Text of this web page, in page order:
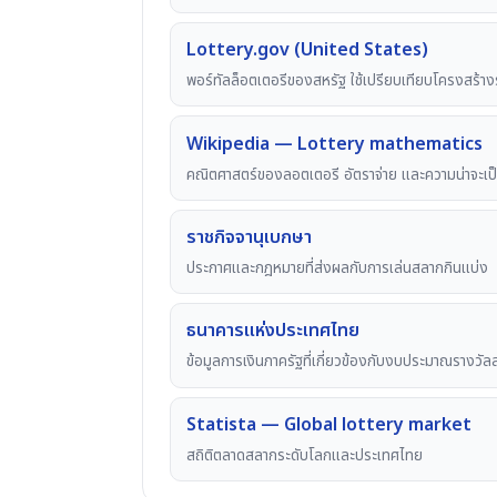
Lottery.gov (United States)
พอร์ทัลล็อตเตอรีของสหรัฐ ใช้เปรียบเทียบโครงสร้า
Wikipedia — Lottery mathematics
คณิตศาสตร์ของลอตเตอรี อัตราจ่าย และความน่าจะเ
ราชกิจจานุเบกษา
ประกาศและกฎหมายที่ส่งผลกับการเล่นสลากกินแบ่ง
ธนาคารแห่งประเทศไทย
ข้อมูลการเงินภาครัฐที่เกี่ยวข้องกับงบประมาณรางวัล
Statista — Global lottery market
สถิติตลาดสลากระดับโลกและประเทศไทย